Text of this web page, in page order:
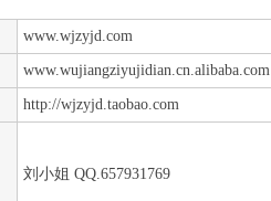
www.wjzyjd.com
www.wujiangziyujidian.cn.alibaba.com
http://wjzyjd.taobao.com
刘小姐 QQ.657931769